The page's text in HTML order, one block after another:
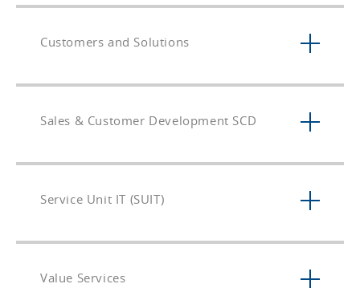
Customers and Solutions
Sales & Customer Development SCD
Service Unit IT (SUIT)
Value Services